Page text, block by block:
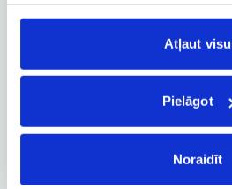
Atļaut visu
Pielāgot
Noraidīt
29.11, Sv.
Norwegian Air Suttle